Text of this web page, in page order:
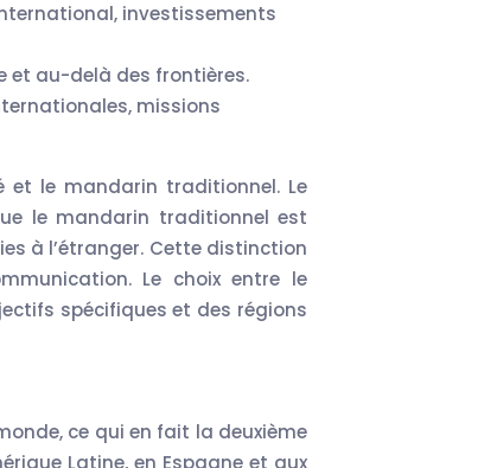
investissements
et au-delà des frontières.
missions
le mandarin traditionnel. Le
le mandarin traditionnel est
à l’étranger. Cette distinction
Le choix entre le
spécifiques et des régions
ce qui en fait la deuxième
Latine, en Espagne et aux